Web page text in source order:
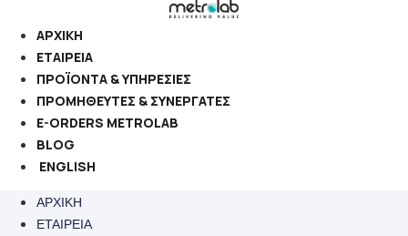
στο
περιεχόμενο
ΑΡΧΙΚΗ
ΕΤΑΙΡΕΙΑ
ΠΡΟΪΟΝΤΑ & ΥΠΗΡΕΣΙΕΣ
ΠΡΟΜΗΘΕΥΤΕΣ & ΣΥΝΕΡΓΑΤΕΣ
E-ORDERS METROLAB
BLOG
ENGLISH
ΑΡΧΙΚΗ
ΕΤΑΙΡΕΙΑ